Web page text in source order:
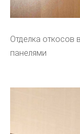
Отделка откосов
панелями